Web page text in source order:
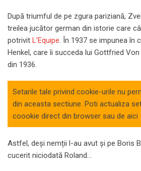
După triumful de pe zgura pariziană,
treilea jucător german din istorie care
potrivit L’Equipe. În 1937 se impunea în
Henkel, care îi succeda lui Gottfried
din 1936.
Setarile tale privind cookie-urile nu
din aceasta sectiune. Poti actualiza
coookie direct din browser sau de aici
Astfel, deși nemții l-au avut și pe Boris
cucerit niciodată Roland…